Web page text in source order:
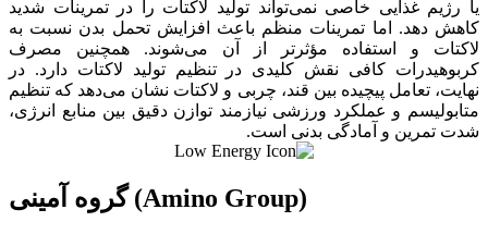
یا رژیم غذایی خاصی نمی‌تواند تولید لاکتات را در تمرینات شدید
کاهش دهد. اما تمرینات منظم باعث افزایش تحمل بدن نسبت به
لاکتات و استفاده مؤثرتر از آن می‌شوند. همچنین مصرف
کربوهیدرات کافی نقش کلیدی در تنظیم تولید لاکتات دارد. در
نهایت، تعامل پیچیده بین قند، چربی و لاکتات نشان می‌دهد که تنظیم
متابولیسم و عملکرد ورزشی نیازمند توازن دقیق بین منابع انرژی،
شدت تمرین و آمادگی بدنی است.
گروه آمینی (Amino Group)